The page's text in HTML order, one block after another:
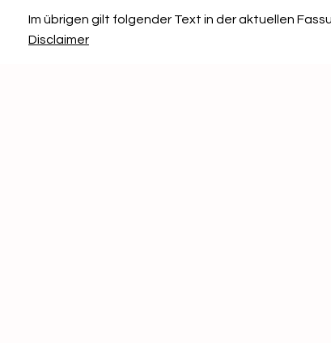
Im übrigen gilt folgender Text in der aktuellen
Disclaimer